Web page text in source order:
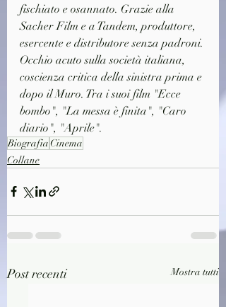
fischiato e osannato. Grazie alla
Sacher Film e a Tandem, produttore,
esercente e distributore senza padroni.
Occhio acuto sulla società italiana,
coscienza critica della sinistra prima e
dopo il Muro. Tra i suoi film "Ecce
bombo", "La messa è finita", "Caro
diario", "Aprile".
BiografiaCinema
Collane
Post recenti Mostra tutti